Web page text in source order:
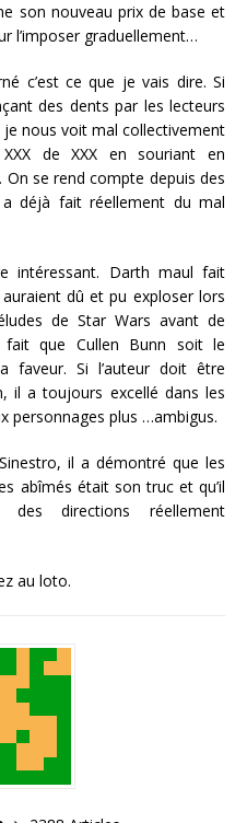
son nouveau prix de base et
l’imposer graduellement…
c’est ce que je vais dire. Si
des dents par les lecteurs
nous voit mal collectivement
de XXX en souriant en
se rend compte depuis des
déjà fait réellement du mal
intéressant. Darth maul fait
dû et pu exploser lors
de Star Wars avant de
que Cullen Bunn soit le
faveur. Si l’auteur doit être
il a toujours excellé dans les
personnages plus …ambigus.
il a démontré que les
abîmés était son truc et qu’il
directions réellement
au loto.